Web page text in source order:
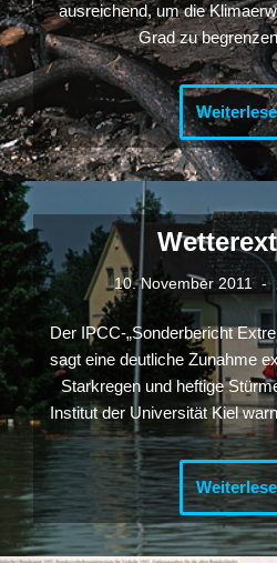
ausreichend, um die
Grad zu
10. November 2011
Der IPCC-„Sonderbericht
sagt eine deutliche Zunahme
Starkregen und heftige
Institut der Universität Kiel